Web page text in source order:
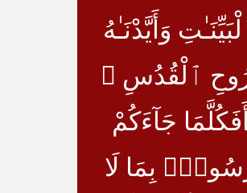
وَأَيَّدْنَـٰهُ
ٱلْقُدُسِ
أَفَكُلَّمَا جَآءَكُمْ
بِمَا لَا